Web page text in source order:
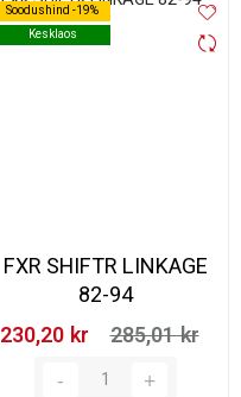
Soodushind -19%
Kesklaos
Soodushind -19%
Kesklaos
FXR SHIFTR LINKAGE
82-94
230,20 kr‎
285,01 kr‎